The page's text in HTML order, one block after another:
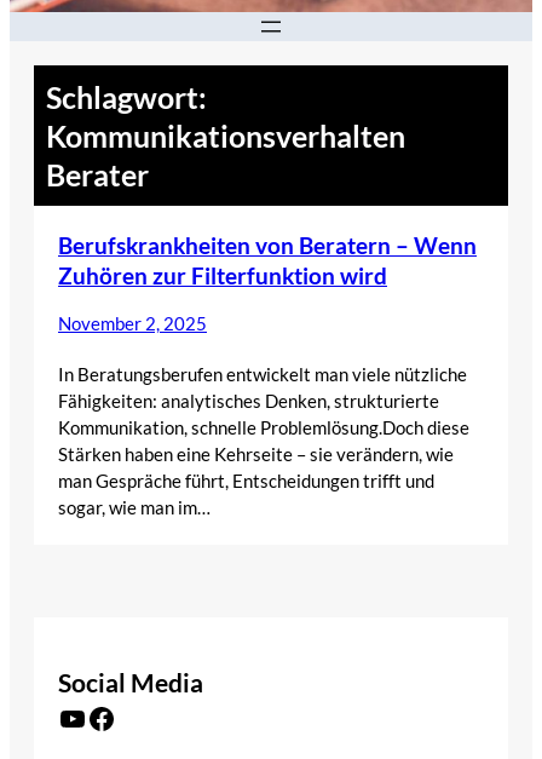
Schlagwort:
Kommunikationsverhalten
Berater
Berufskrankheiten von Beratern – Wenn
Zuhören zur Filterfunktion wird
November 2, 2025
In Beratungsberufen entwickelt man viele nützliche
Fähigkeiten: analytisches Denken, strukturierte
Kommunikation, schnelle Problemlösung.Doch diese
Stärken haben eine Kehrseite – sie verändern, wie
man Gespräche führt, Entscheidungen trifft und
sogar, wie man im…
Social Media
YouTube Facebook